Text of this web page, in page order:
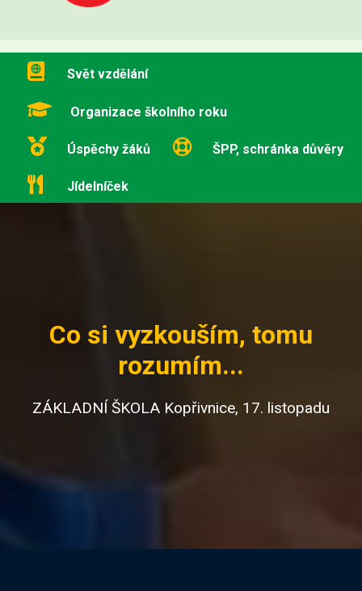
Svět vzdělání
Organizace školního roku
Úspěchy žáků ŠPP, schránka důvěry
Jídelníček
Co si vyzkouším, tomu
rozumím...
ZÁKLADNÍ ŠKOLA Kopřivnice, 17. listopadu